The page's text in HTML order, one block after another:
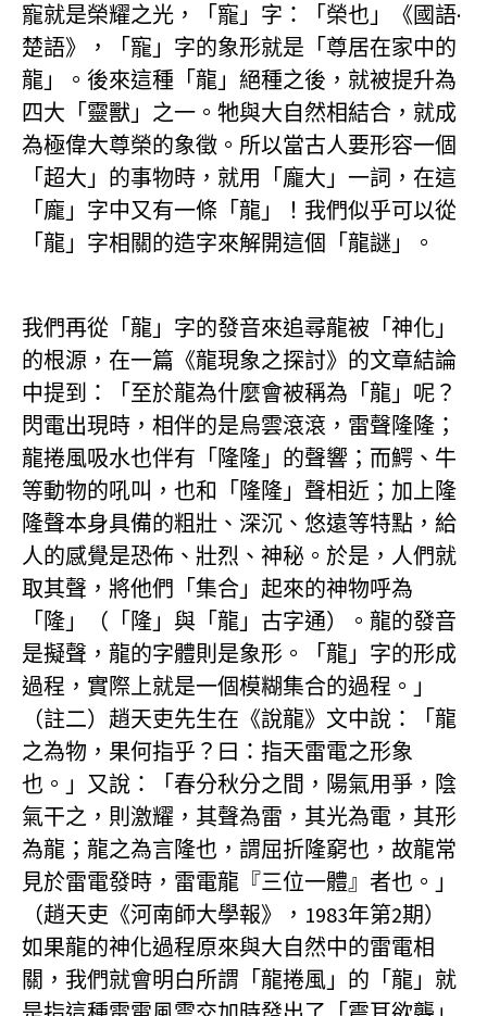
寵就是榮耀之光，「寵」字：「榮也」《國語·
楚語》，「寵」字的象形就是「尊居在家中的
龍」。後來這種「龍」絕種之後，就被提升為
四大「靈獸」之一。牠與大自然相結合，就成
為極偉大尊榮的象徵。所以當古人要形容一個
「超大」的事物時，就用「龐大」一詞，在這
「龐」字中又有一條「龍」！我們似乎可以從
「龍」字相關的造字來解開這個「龍謎」。
我們再從「龍」字的發音來追尋龍被「神化」
的根源，在一篇《龍現象之探討》的文章結論
中提到：「至於龍為什麼會被稱為「龍」呢？
閃電出現時，相伴的是烏雲滾滾，雷聲隆隆；
龍捲風吸水也伴有「隆隆」的聲響；而鰐、牛
等動物的吼叫，也和「隆隆」聲相近；加上隆
隆聲本身具備的粗壯、深沉、悠遠等特點，給
人的感覺是恐佈、壯烈、神秘。於是，人們就
取其聲，將他們「集合」起來的神物呼為
「隆」（「隆」與「龍」古字通）。龍的發音
是擬聲，龍的字體則是象形。「龍」字的形成
過程，實際上就是一個模糊集合的過程。」
（註二）趙天吏先生在《說龍》文中說：「龍
之為物，果何指乎？曰：指天雷電之形象
也。」又說：「春分秋分之間，陽氣用爭，陰
氣干之，則激耀，其聲為雷，其光為電，其形
為龍；龍之為言隆也，謂屈折隆窮也，故龍常
見於雷電發時，雷電龍『三位一體』者也。」
（趙天吏《河南師大學報》，1983年第2期）
如果龍的神化過程原來與大自然中的雷電相
關，我們就會明白所謂「龍捲風」的「龍」就